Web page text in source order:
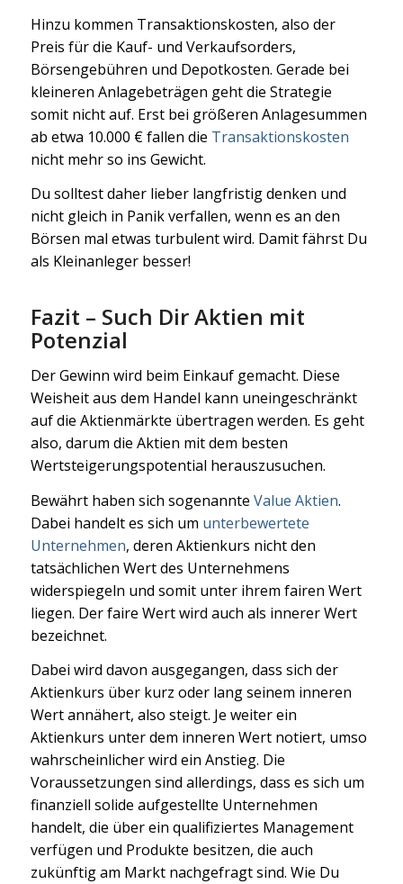
Hinzu kommen Transaktionskosten, also der
Preis für die Kauf- und Verkaufsorders,
Börsengebühren und Depotkosten. Gerade bei
kleineren Anlagebeträgen geht die Strategie
somit nicht auf. Erst bei größeren Anlagesummen
ab etwa 10.000 € fallen die Transaktionskosten
nicht mehr so ins Gewicht.
Du solltest daher lieber langfristig denken und
nicht gleich in Panik verfallen, wenn es an den
Börsen mal etwas turbulent wird. Damit fährst Du
als Kleinanleger besser!
Fazit – Such Dir Aktien mit
Potenzial
Der Gewinn wird beim Einkauf gemacht. Diese
Weisheit aus dem Handel kann uneingeschränkt
auf die Aktienmärkte übertragen werden. Es geht
also, darum die Aktien mit dem besten
Wertsteigerungspotential herauszusuchen.
Bewährt haben sich sogenannte Value Aktien.
Dabei handelt es sich um unterbewertete
Unternehmen, deren Aktienkurs nicht den
tatsächlichen Wert des Unternehmens
widerspiegeln und somit unter ihrem fairen Wert
liegen. Der faire Wert wird auch als innerer Wert
bezeichnet.
Dabei wird davon ausgegangen, dass sich der
Aktienkurs über kurz oder lang seinem inneren
Wert annähert, also steigt. Je weiter ein
Aktienkurs unter dem inneren Wert notiert, umso
wahrscheinlicher wird ein Anstieg. Die
Voraussetzungen sind allerdings, dass es sich um
finanziell solide aufgestellte Unternehmen
handelt, die über ein qualifiziertes Management
verfügen und Produkte besitzen, die auch
zukünftig am Markt nachgefragt sind. Wie Du